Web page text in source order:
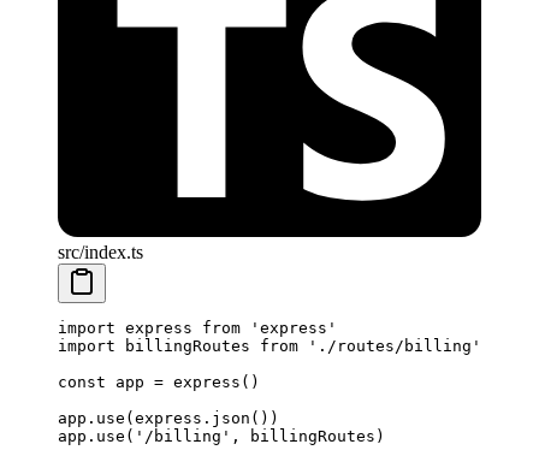
src/index.ts
import express from 'express'
import billingRoutes from './routes/billing'
const app = express ()
app. use (express. json ())
app. use ( '/billing' , billingRoutes)